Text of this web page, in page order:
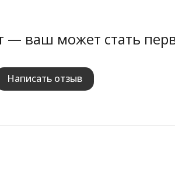
— ваш может стать
Написать отзыв